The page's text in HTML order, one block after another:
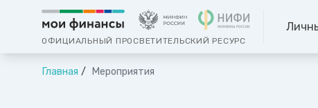
ОФИЦИАЛЬНЫЙ ПРОСВЕТИТЕЛЬСКИЙ РЕСУРС
Главная Мероприятия